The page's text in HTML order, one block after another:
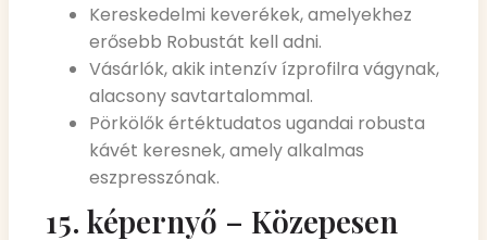
Kereskedelmi keverékek, amelyekhez
erősebb Robustát kell adni.
Vásárlók, akik intenzív ízprofilra vágynak,
alacsony savtartalommal.
Pörkölők értéktudatos ugandai robusta
kávét keresnek, amely alkalmas
eszpresszónak.
15. képernyő – Közepesen